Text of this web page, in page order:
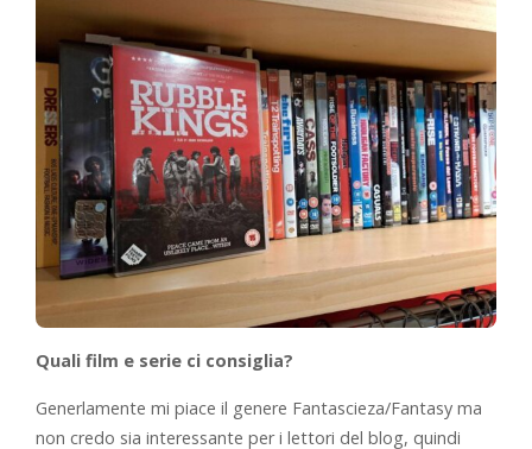
Quali film e serie ci consiglia?
Generlamente mi piace il genere Fantascieza/Fantasy ma
non credo sia interessante per i lettori del blog, quindi